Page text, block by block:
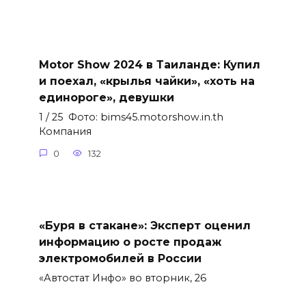
Motor Show 2024 в Таиланде: Купил
и поехал, «крылья чайки», «хоть на
единороге», девушки
1 / 25 Фото: bims45.motorshow.in.th
Компания
0 132
«Буря в стакане»: Эксперт оценил
информацию о росте продаж
электромобилей в России
«Автостат Инфо» во вторник, 26